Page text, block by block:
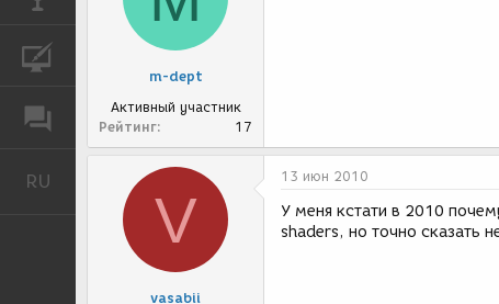
ФОРУМ
RU Русский
m-dept
Активный участник
Рейтинг
17
V
vasabii
13 июн 2010
У меня кстати в 2010
shaders, но точно сказать